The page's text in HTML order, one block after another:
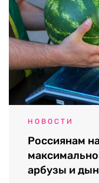
НОВОСТИ
Россиянам
арбузы и